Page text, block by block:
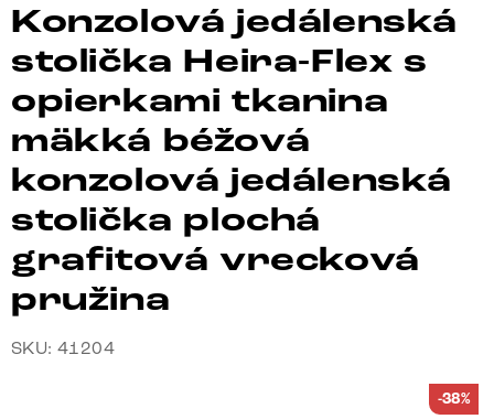
Konzolová jedálenská
stolička Heira-Flex s
opierkami tkanina
mäkká béžová
konzolová jedálenská
stolička plochá
grafitová vrecková
pružina
SKU: 41204
-38%